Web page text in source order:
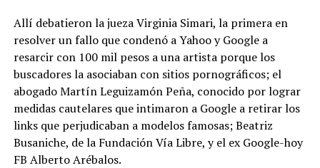
Allí debatieron la jueza Virginia Simari, la primera en
resolver un fallo que condenó a Yahoo y Google a
resarcir con 100 mil pesos a una artista porque los
buscadores la asociaban con sitios pornográficos; el
abogado Martín Leguizamón Peña, conocido por lograr
medidas cautelares que intimaron a Google a retirar los
links que perjudicaban a modelos famosas; Beatriz
Busaniche, de la Fundación Vía Libre, y el ex Google-hoy
FB Alberto Arébalos.